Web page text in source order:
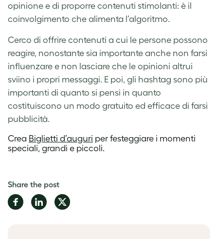
opinione e di proporre contenuti stimolanti: è il
coinvolgimento che alimenta l’algoritmo.
Cerco di offrire contenuti a cui le persone possono
reagire, nonostante sia importante anche non farsi
influenzare e non lasciare che le opinioni altrui
sviino i propri messaggi. E poi, gli hashtag sono più
importanti di quanto si pensi in quanto
costituiscono un modo gratuito ed efficace di farsi
pubblicità.
Crea Biglietti d’auguri per festeggiare i momenti
speciali, grandi e piccoli.
Share the post
Share
on
Share
on
Share
on